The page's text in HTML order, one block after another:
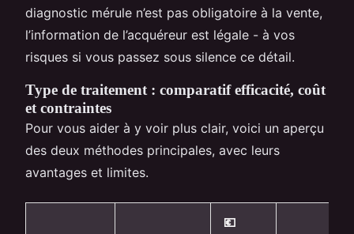
diagnostic mérule n’est pas obligatoire à la vente,
l’information de l’acquéreur est légale - à vos
risques si vous passez sous silence ce détail.
Type de traitement : comparatif efficacité, coût
et contraintes
Pour vous aider à y voir plus clair, voici un aperçu
des deux méthodes principales, avec leurs
avantages et limites.
💶